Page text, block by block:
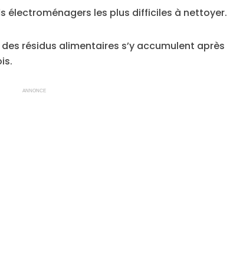
électroménagers les plus difficiles à nettoyer.
résidus alimentaires s’y accumulent après
ANNONCE